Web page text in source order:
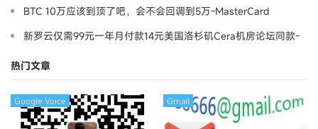
BTC 10万应该到顶了吧，会不会回调到5万-MasterCard
新罗云仅需99元一年月付款14元美国洛杉矶Cera机房论坛同款-
热门文章
Google Voice Gmail